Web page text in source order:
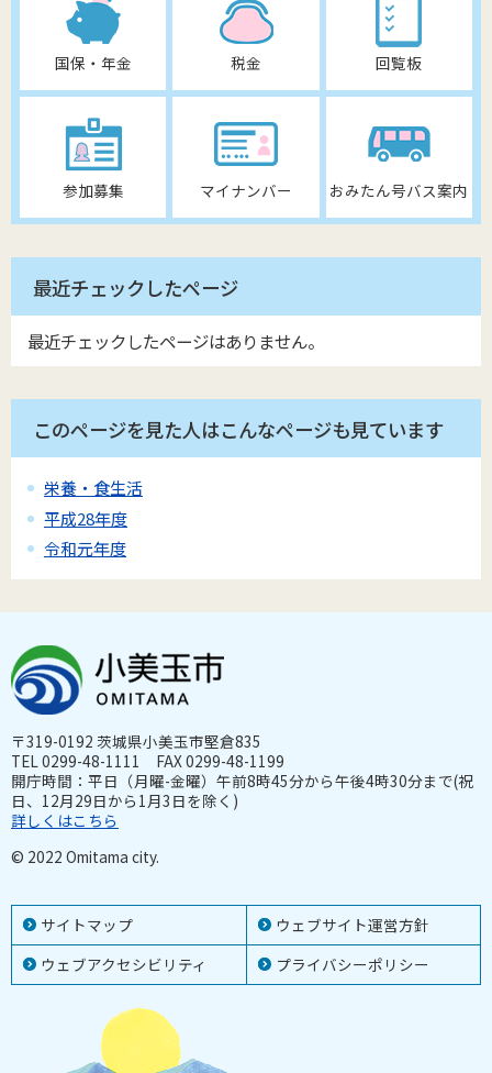
国保・年金 税金 回覧板
参加募集 マイナンバー おみたん号バス案内
最近チェックしたページ
最近チェックしたページはありません。
このページを見た人はこんなページも見ています
栄養・食生活
平成28年度
令和元年度
サイトマップ
ウェブサイト運営方針
ウェブアクセシビリティ
プライバシーポリシー
〒319-0192 茨城県小美玉市堅倉835
TEL 0299-48-1111 FAX 0299-48-1199
開庁時間：平日（月曜-金曜）午前8時45分から午後4時30分まで(祝
日、12月29日から1月3日を除く)
詳しくはこちら
© 2022 Omitama city.